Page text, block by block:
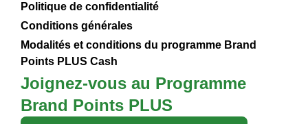
Politique de confidentialité
Conditions générales
Modalités et conditions du programme Brand
Points PLUS Cash
Joignez-vous au Programme
Brand Points PLUS